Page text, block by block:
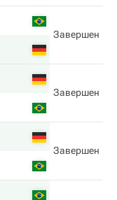
Завершен
Завершен
Завершен